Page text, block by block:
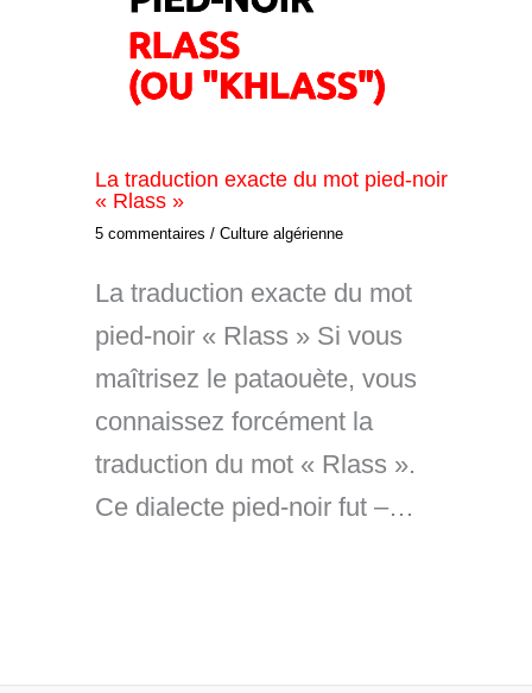
La traduction exacte du mot pied-noir
« Rlass »
5 commentaires / Culture algérienne
La traduction exacte du mot
pied-noir « Rlass » Si vous
maîtrisez le pataouète, vous
connaissez forcément la
traduction du mot « Rlass ».
Ce dialecte pied-noir fut –…